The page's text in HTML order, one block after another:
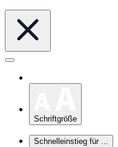
Schriftgröße
Schnelleinstieg für ...